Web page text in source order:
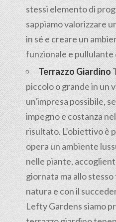
stessi elemento di
sappiamo valorizzare
in sé e creare un
funzionale e pullulante
Terrazzo Giardino
piccolo o grande in un
un'impresa possibile,
impegno e costanza
risultato. L’obiettivo è
opera un ambiente
nelle piante,
giornata ma allo
natura e con il
Lefty Gardens siamo